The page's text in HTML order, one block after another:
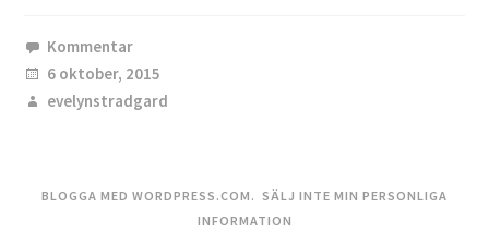
Kommentar
6 oktober, 2015
evelynstradgard
BLOGGA MED WORDPRESS.COM. SÄLJ INTE MIN PERSONLIGA
INFORMATION